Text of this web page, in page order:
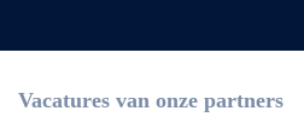
Vacatures van onze partners